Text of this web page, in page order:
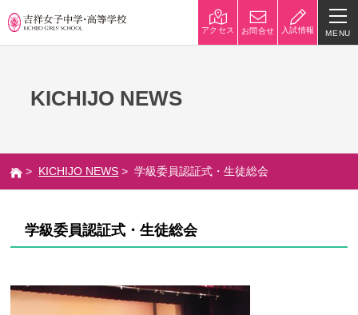
アクセス お問合せ 入試情報 MENU
校長挨拶
八王子キャンパス 学校規模
災害への対策 学校紹介動画
祥美会（保護者の会）・淑美
会（卒業生の会）
サポーターズサイト（寄付金
のお願い）
KICHIJO NEWS
> KICHIJO NEWS > 学級委員認証式・生徒総会
学級委員認証式・生徒総会